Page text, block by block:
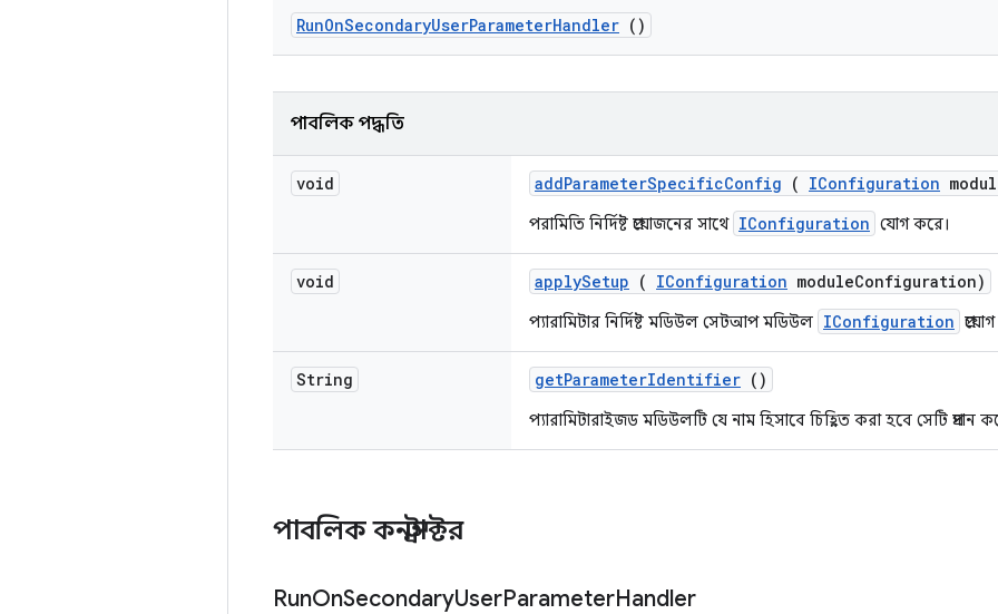
RunOnSecondaryUserParameterHandler ()
পাবলিক পদ্ধতি
void addParameterSpecificConfig ( IConfiguration
পরামিতি নির্দিষ্ট প্রয়োজনের সাথে IConfiguration যোগ করে।
void applySetup ( IConfiguration moduleConfiguration)
প্যারামিটার নির্দিষ্ট মডিউল সেটআপ মডিউল IConfiguration
String getParameterIdentifier ()
প্যারামিটারাইজড মডিউলটি যে নাম হিসাবে চিহ্নিত করা হবে সেটি প্রদান
পাবলিক কনস্ট্রাক্টর
RunOnSecondaryUserParameterHandler